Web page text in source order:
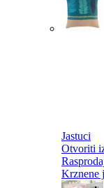
Jastuci
Otvoriti
Krznene